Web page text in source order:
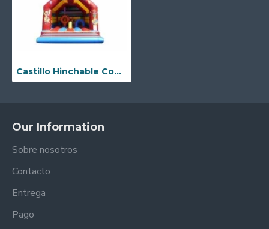
Castillo Hinchable Comercial
Our Information
Sobre nosotros
Contacto
Entrega
Pago